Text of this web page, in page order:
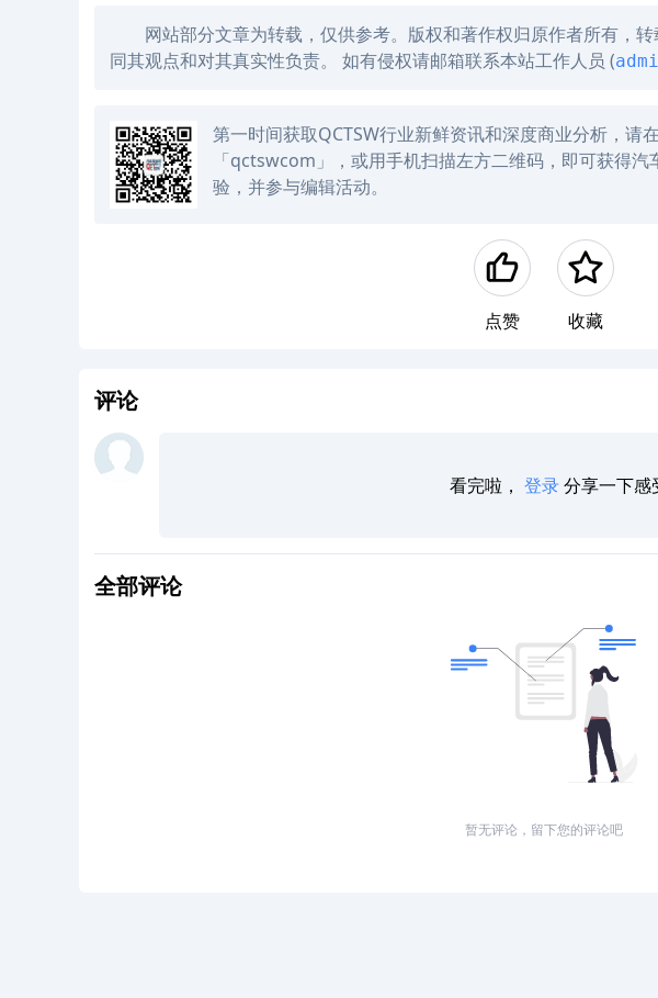
网站部分文章为转载，仅供参考。版权和著作权归原作者所有，
同其观点和对其真实性负责。 如有侵权请邮箱联系本站工作人员 (
第一时间获取QCTSW行业新鲜资讯和深度商业分析，请
「qctswcom」，或用手机扫描左方二维码，即可获得
验，并参与编辑活动。
点赞 收藏
评论
看完啦， 登录分享一下感
全部评论
暂无评论，留下您的评论吧